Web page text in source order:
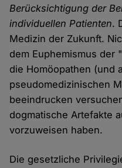
Berücksichtigung der
individuellen Patienten.
Medizin der Zukunft.
dem Euphemismus der
die Homöopathen (und
pseudomedizinischen
beeindrucken
dogmatische Artefakte
vorzuweisen haben.
Die gesetzliche